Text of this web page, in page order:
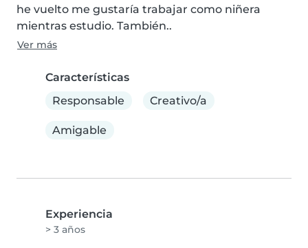
he vuelto me gustaría trabajar como niñera
mientras estudio. También..
Ver más
Características
Responsable
Creativo/a
Amigable
Experiencia
> 3 años